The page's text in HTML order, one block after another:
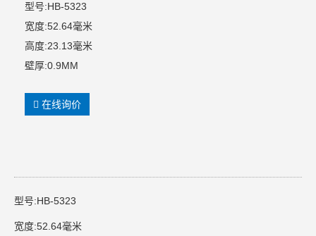
型号:HB-5323
宽度:52.64毫米
高度:23.13毫米
壁厚:0.9MM
在线询价
型号:HB-5323
宽度:52.64毫米